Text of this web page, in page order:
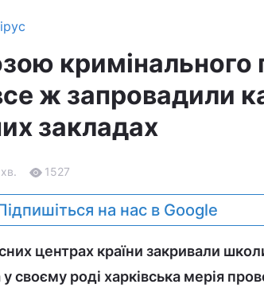
кримінального
ж запровадили
закладах
1527
на нас в Google
центрах країни закривали
своєму роді харківська мерія